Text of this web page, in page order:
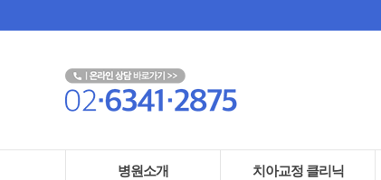
병원소개 치아교정 클리닉